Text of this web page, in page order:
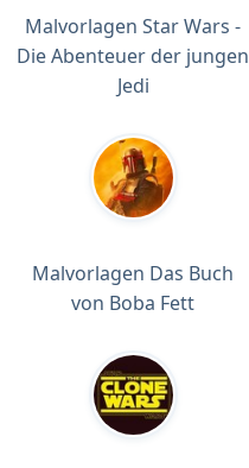
Malvorlagen Star Wars -
Die Abenteuer der jungen
Jedi
Malvorlagen Das Buch
von Boba Fett